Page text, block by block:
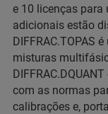
e 10 licenças para
adicionais estão
DIFFRAC.TOPAS
misturas
com as normas
calibrações e,